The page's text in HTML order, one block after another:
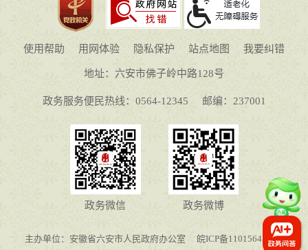
使用帮助 用网体验 隐私保护 站点地图 我要纠错
地址：六安市佛子岭中路128号
政务服务便民热线：0564-12345 邮编：237001
政务微信 政务微博
主办单位：安徽省六安市人民政府办公室 皖ICP备11015645号-1